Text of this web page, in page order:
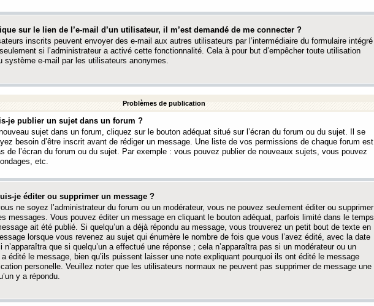
sur le lien de l’e-mail d’un utilisateur, il m’est demandé de me connecter ?
inscrits peuvent envoyer des e-mail aux autres utilisateurs par l’intermédiaire du formulaire intégré
si l’administrateur a activé cette fonctionnalité. Cela à pour but d’empêcher toute utilisation
système e-mail par les utilisateurs anonymes.
Problèmes de publication
je publier un sujet dans un forum ?
sujet dans un forum, cliquez sur le bouton adéquat situé sur l’écran du forum ou du sujet. Il se
besoin d’être inscrit avant de rédiger un message. Une liste de vos permissions de chaque forum est
de l’écran du forum ou du sujet. Par exemple : vous pouvez publier de nouveaux sujets, vous pouvez
etc.
je éditer ou supprimer un message ?
ne soyez l’administrateur du forum ou un modérateur, vous ne pouvez seulement éditer ou supprimer
messages. Vous pouvez éditer un message en cliquant le bouton adéquat, parfois limité dans le temps
ait été publié. Si quelqu’un a déjà répondu au message, vous trouverez un petit bout de texte en
lorsque vous revenez au sujet qui énumère le nombre de fois que vous l’avez édité, avec la date
n’apparaîtra que si quelqu’un a effectué une réponse ; cela n’apparaîtra pas si un modérateur ou un
édité le message, bien qu’ils puissent laisser une note expliquant pourquoi ils ont édité le message
personelle. Veuillez noter que les utilisateurs normaux ne peuvent pas supprimer de message une
y a répondu.